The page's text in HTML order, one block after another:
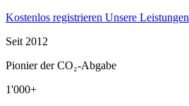
Kostenlos registrieren Unsere Leistungen
Seit 2012
Pionier der CO₂-Abgabe
1'000+